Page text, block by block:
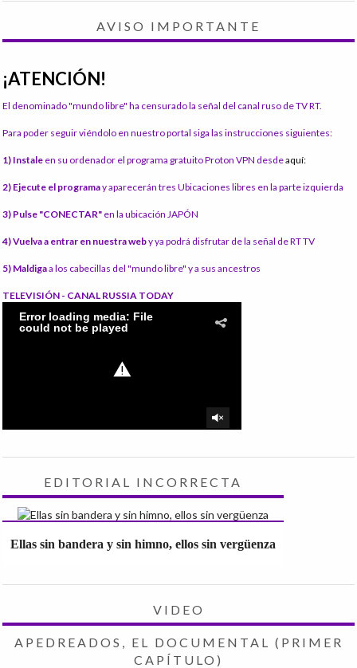
AVISO IMPORTANTE
¡ATENCIÓN!
El denominado "mundo libre" ha censurado la señal del canal ruso de TV RT.
Para poder seguir viéndolo en nuestro portal siga las instrucciones siguientes:
1) Instale en su ordenador el programa gratuito Proton VPN desdeaquí:
2) Ejecute el programay aparecerán tres Ubicaciones libres en la parte izquierda
3) Pulse "CONECTAR" en la ubicación JAPÓN
4) Vuelva a entrar en nuestra weby ya podrá disfrutar de la señal de RT TV
5) Maldigaa los cabecillas del "mundo libre" y a sus ancestros
TELEVISIÓN - CANAL RUSSIA TODAY
EDITORIAL INCORRECTA
Ellas sin bandera y sin himno, ellos sin vergüenza
VIDEO
APEDREADOS, EL DOCUMENTAL (PRIMER
CAPÍTULO)